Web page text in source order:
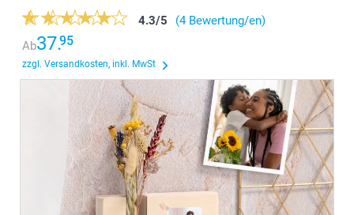
4.3/5
(4 Bewertung/en)
Ab37.95
zzgl. Versandkosten, inkl. MwSt